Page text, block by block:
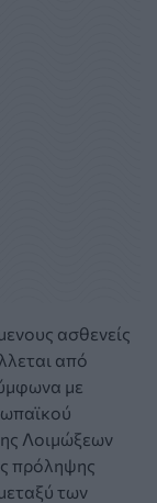
ασθενείς
από
με
Λοιμώξεων
πρόληψης
των